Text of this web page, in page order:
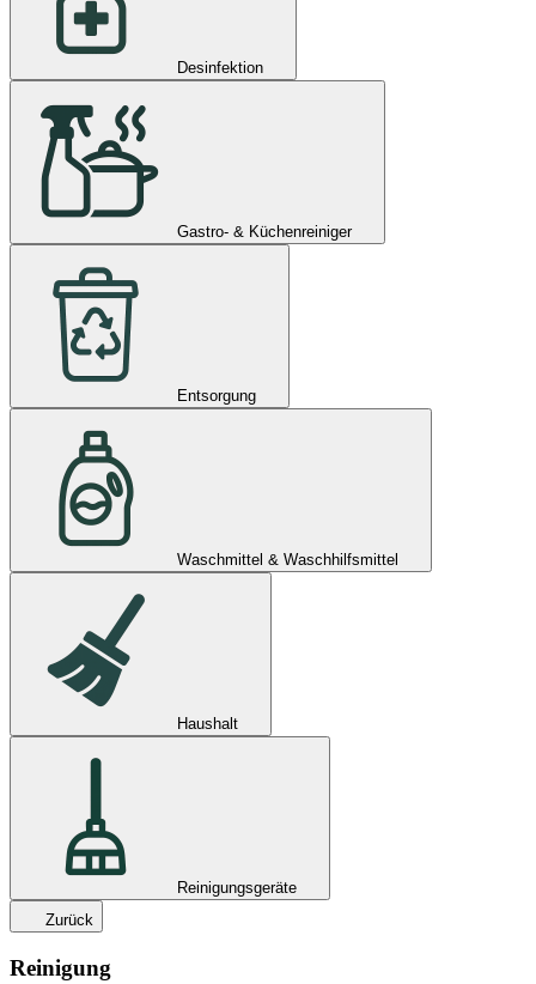
Desinfektion
Gastro- & Küchenreiniger
Entsorgung
Waschmittel & Waschhilfsmittel
Haushalt
Reinigungsgeräte
Zurück
Reinigung